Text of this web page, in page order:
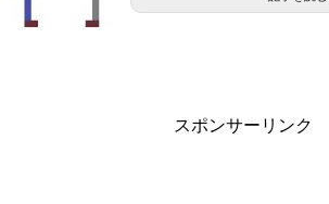
スポンサーリンク